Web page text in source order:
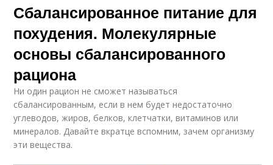
Сбалансированное питание для
похудения. Молекулярные
основы сбалансированного
рациона
Ни один рацион не сможет называться
сбалансированным, если в нем будет недостаточно
углеводов, жиров, белков, клетчатки, витаминов или
минералов. Давайте вкратце вспомним, зачем организму
эти вещества.